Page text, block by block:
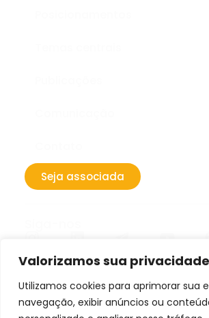
Valorizamos sua privacidade
Utilizamos cookies para aprimorar sua
navegação, exibir anúncios ou
Seja associada